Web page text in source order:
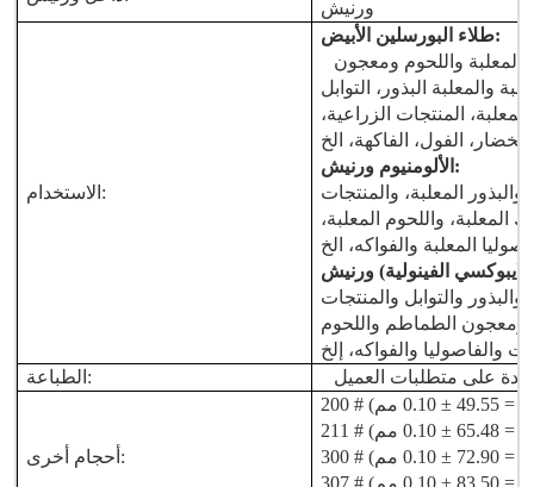
ورنيش
الاستخدام:
طلاء البورسلين الأبيض:
واللحوم ومعجون
والمعلبة البذور، التوابل
المعلبة، المنتجات الزراعية،
الألومنيوم ورنيش
:
المعلبة، والمنتجات
واللحوم المعلبة،
الفينولية) ورنيش
والتوابل والمنتجات
ومعجون الطماطم واللحوم
الطباعة: على متطلبات العميل
أحجام أخرى: